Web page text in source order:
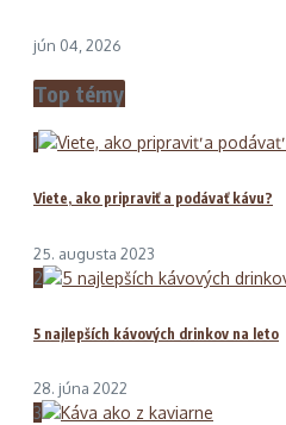
jún 04, 2026
Top témy
1
Viete, ako pripraviť a podávať kávu?
25. augusta 2023
2
5 najlepších kávových drinkov na leto
28. júna 2022
3